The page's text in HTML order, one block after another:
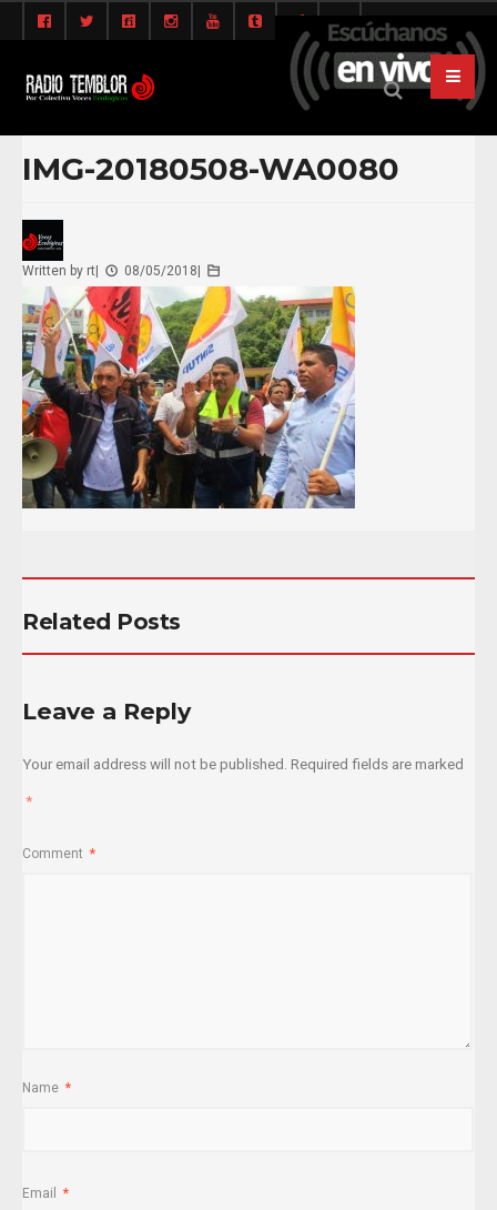
IMG-20180508-WA0080
Written by rt 08/05/2018
Related Posts
Leave a Reply
Your email address will not be published. Required fields are marked
*
Comment *
Name *
Email *